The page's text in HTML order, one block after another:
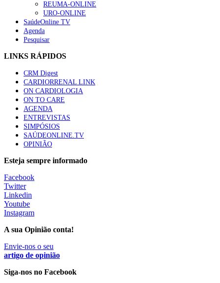
“Os programas de rastreio do cancro do pulmão são
custo-efetivos e representam um investimento
sustentável para os sistemas de saúde”
93 visualizações
Quase quatro em cada dez doentes com enfarte
apresentavam níveis elevados de Lp(a), revela estudo
87 visualizações
Trodelvy aprovado para primeira linha no cancro da
mama triplo negativo metastático em doentes não
elegíveis para inibidores PD-(L)1
61 visualizações
MAIS NOTÍCIAS
Quase 11.900 jovens recorreram aos cheques psicólogo e
nutricionista no primeiro mês
7 Ago, 2026
ULS de Coimbra estreia cirurgia endoscópica do ouvido com
apoio robótico em Portugal
7 Ago, 2026 0 Comments
REUMA-ONLINE
URO-ONLINE
SaúdeOnline TV
Agenda
Pesquisar
LINKS RÁPIDOS
CRM Digest
CARDIORRENAL LINK
ON CARDIOLOGIA
ON TO CARE
AGENDA
ENTREVISTAS
SIMPÓSIOS
SAÚDEONLINE.TV
OPINIÃO
Esteja sempre informado
Facebook
Twitter
Linkedin
Youtube
Instagram
A sua Opinião conta!
Envie-nos o seu
artigo de opinião
Siga-nos no Facebook